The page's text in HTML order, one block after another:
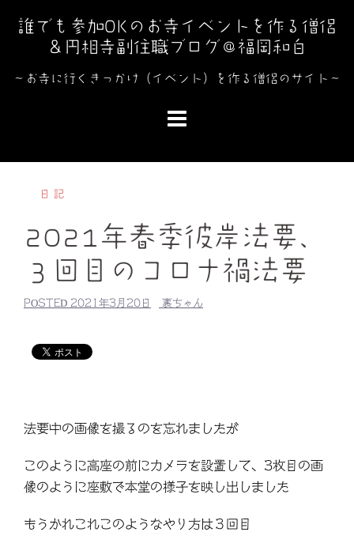
キ
誰でも参加OKのお寺イベントを作る僧侶
＆円相寺副住職ブログ＠福岡和白
～お寺に行くきっかけ（イベント）を作る僧侶のサイト～
日記
2021年春季彼岸法要、
３回目のコロナ禍法要
POSTED 2021年3月20日 裏ちゃん
法要中の画像を撮るのを忘れましたが
このように高座の前にカメラを設置して、3枚目の画
像のように座敷で本堂の様子を映し出しました
もうかれこれこのようなやり方は３回目